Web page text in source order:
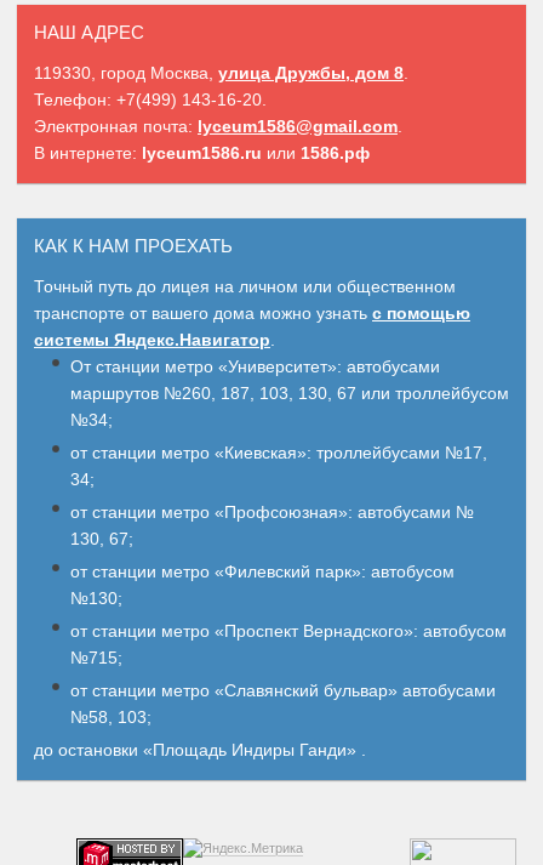
НАШ АДРЕС
119330, город Москва, улица Дружбы, дом 8
Телефон: +7(499) 143-16-20.
Электронная почта: lyceum1586@gmail.com
В интернете: lyceum1586.ru или 1586.рф
КАК К НАМ ПРОЕХАТЬ
Точный путь до лицея на личном или общественном
транспорте от вашего дома можно узнать с помощью
системы Яндекс.Навигатор
От станции метро «Университет»: автобусами
маршрутов №260, 187, 103, 130, 67 или троллейбусом
№34;
от станции метро «Киевская»: троллейбусами №17,
34;
от станции метро «Профсоюзная»: автобусами №
130, 67;
от станции метро «Филевский парк»: автобусом
№130;
от станции метро «Проспект Вернадского»: автобусом
№715;
от станции метро «Славянский бульвар» автобусами
№58, 103;
до остановки «Площадь Индиры Ганди» .